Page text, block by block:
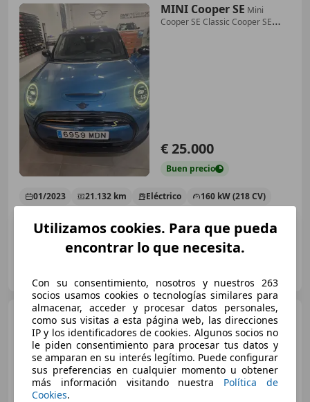
MINI Cooper SE Mini
Cooper SE Classic Cooper SE
€ 25.000
Buen precio
01/2023 21.132 km Eléctrico 160 kW (218 CV)
MINI Cooper SE
ACC+SHZ+Kamera+Leder
€ 19.885 1
Utilizamos cookies. Para que pueda
encontrar lo que necesita.
Con su consentimiento, nosotros y nuestros 263
socios usamos cookies o tecnologías similares para
almacenar, acceder y procesar datos personales,
como sus visitas a esta página web, las direcciones
IP y los identificadores de cookies. Algunos socios no
le piden consentimiento para procesar tus datos y
se amparan en su interés legítimo. Puede configurar
sus preferencias en cualquier momento u obtener
más información visitando nuestra Política de
Cookies.